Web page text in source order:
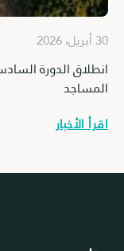
30 أبريل، 2026
انطلاق الدورة
المساجد
اقرأ الأخبار